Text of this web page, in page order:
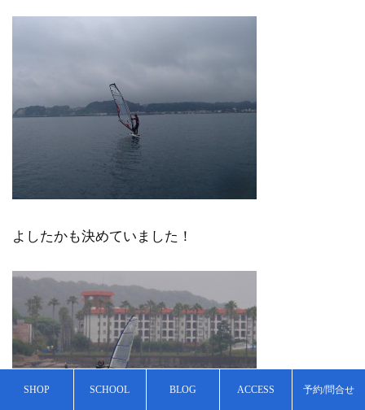
SHOP SCHOOL BLOG ACCESS 予約/問合せ
よしたかも決めていました！